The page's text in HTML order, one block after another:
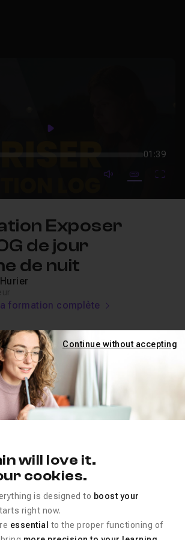
Play
01:39
mute video
Subtitles
Exposer
de jour
de nuit
formation complète